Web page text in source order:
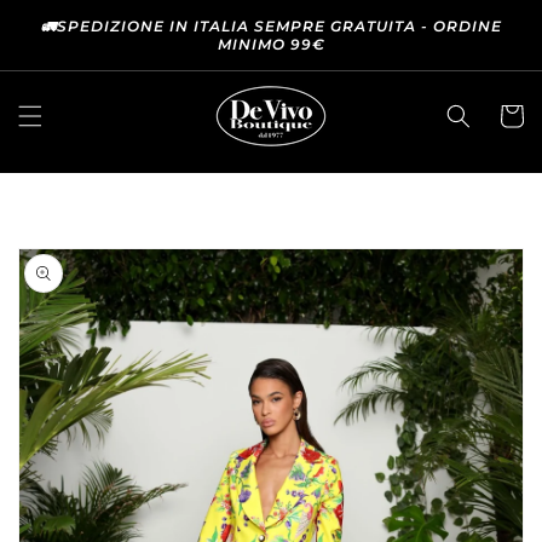
🚛SPEDIZIONE IN ITALIA SEMPRE GRATUITA - ORDINE
MINIMO 99€